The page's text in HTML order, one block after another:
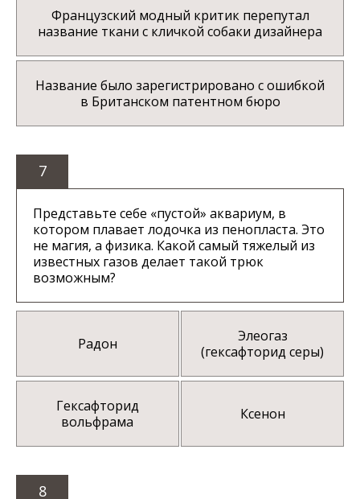
Французский модный критик перепутал
название ткани с кличкой собаки дизайнера
Название было зарегистрировано с ошибкой
в Британском патентном бюро
7
Представьте себе «пустой» аквариум, в
котором плавает лодочка из пенопласта. Это
не магия, а физика. Какой самый тяжелый из
известных газов делает такой трюк
возможным?
Радон
Элеогаз
(гексафторид серы)
Гексафторид
вольфрама
Ксенон
8